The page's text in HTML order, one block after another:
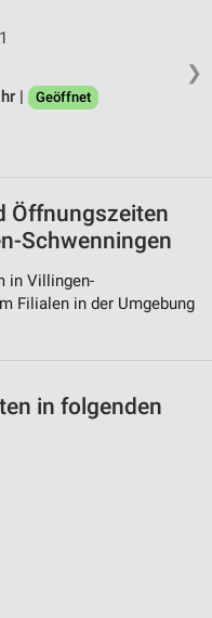
❯
|
Geöffnet
Öffnungszeiten
Schwenningen
in Villingen-
Filialen in der Umgebung
in folgenden
Angebote
von